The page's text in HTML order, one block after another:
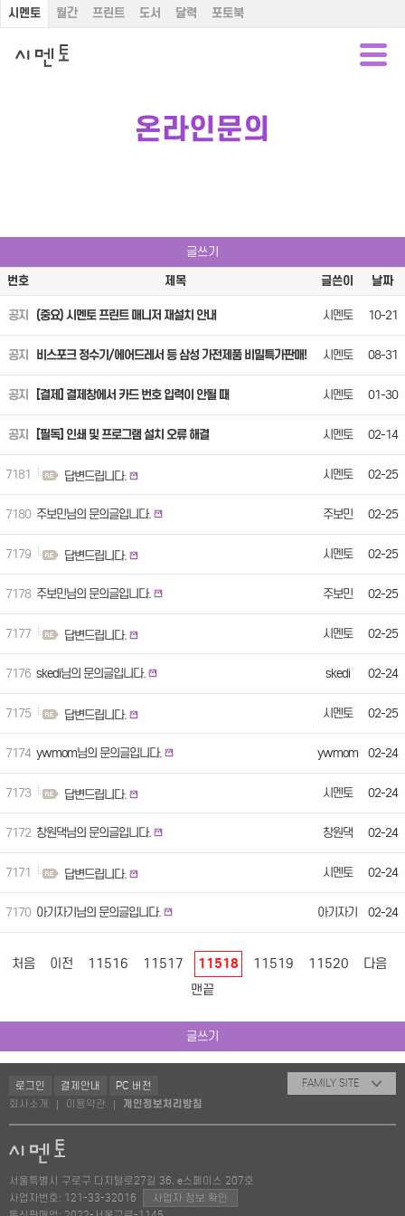
시멘토 월간 프린트 도서 달력 포토북
온라인문의
글쓰기
번호
제목 글쓴이 날짜
공지 (중요) 시멘토 프린트 매니저 재설치 안내 시멘토 10-21
공지 비스포크 정수기/에어드레서 등 삼성 가전제품 비밀특가판매! 시멘토 08-31
공지 [결제] 결제창에서 카드 번호 입력이 안될 때 시멘토 01-30
공지 [필독] 인쇄 및 프로그램 설치 오류 해결 시멘토 02-14
7181 답변드립니다. 시멘토 02-25
7180 주보민님의 문의글입니다. 주보민 02-25
7179 답변드립니다. 시멘토 02-25
7178 주보민님의 문의글입니다. 주보민 02-25
7177 답변드립니다. 시멘토 02-25
7176 skedi님의 문의글입니다. skedi 02-24
7175 답변드립니다. 시멘토 02-25
7174 ywmom님의 문의글입니다. ywmom 02-24
7173 답변드립니다. 시멘토 02-24
7172 창원댁님의 문의글입니다. 창원댁 02-24
7171 답변드립니다. 시멘토 02-24
7170 아기자기님의 문의글입니다. 아기자기 02-24
처음 이전 11516 11517 11518 11519 11520
다음
맨끝
글쓰기
로그인 결제안내
PC 버전
회사소개
이용약관 개인정보처리방침
FAMILY SITE
서울특별시 구로구 디지털로27길 36, e스페이스 207호
사업자번호: 121-33-32016
사업자 정보 확인